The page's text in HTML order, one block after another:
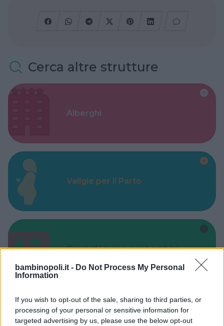
bambinopoli.it - Do Not Process My Personal
Information
If you wish to opt-out of the sale, sharing to third parties, or
processing of your personal or sensitive information for
targeted advertising by us, please use the below opt-out
Cerca altre strutture
Alberghi
Valigie per il Parto
Corsi di Lingua per bambini
Laboratori creativi per bambini